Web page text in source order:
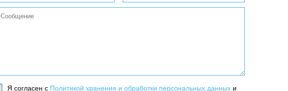
Я согласен с Политикой хранения и обработки персональных данных и